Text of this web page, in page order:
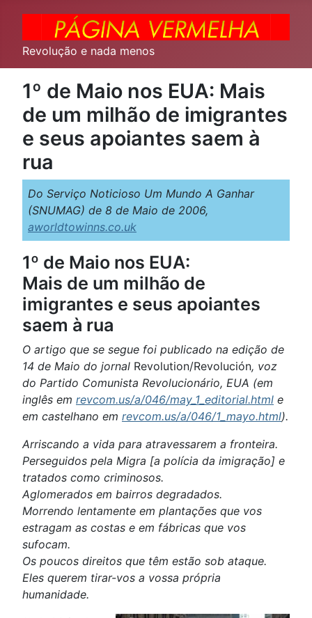
Revolução e nada menos
1º de Maio nos EUA: Mais
de um milhão de imigrantes
e seus apoiantes saem à
rua
Do Serviço Noticioso Um Mundo A Ganhar
(SNUMAG) de 8 de Maio de 2006,
aworldtowinns.co.uk
1º de Maio nos EUA:
Mais de um milhão de
imigrantes e seus apoiantes
saem à rua
O artigo que se segue foi publicado na edição de
14 de Maio do jornal Revolution/Revolución, voz
do Partido Comunista Revolucionário, EUA (em
inglês em revcom.us/a/046/may_1_editorial.html e
em castelhano em revcom.us/a/046/1_mayo.html).
Arriscando a vida para atravessarem a fronteira.
Perseguidos pela Migra [a polícia da imigração] e
tratados como criminosos.
Aglomerados em bairros degradados.
Morrendo lentamente em plantações que vos
estragam as costas e em fábricas que vos
sufocam.
Os poucos direitos que têm estão sob ataque.
Eles querem tirar-vos a vossa própria
humanidade.